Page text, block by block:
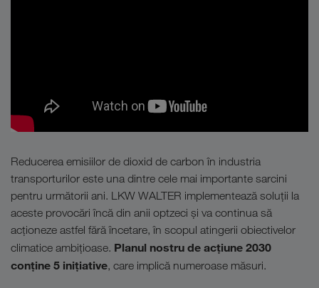
Reducerea emisiilor de dioxid de carbon în industria
transporturilor este una dintre cele mai importante sarcini
pentru următorii ani. LKW WALTER implementează soluții la
aceste provocări încă din anii optzeci și va continua să
acționeze astfel fără încetare, în scopul atingerii obiectivelor
climatice ambițioase. Planul nostru de acțiune 2030
conține 5 inițiative, care implică numeroase măsuri.